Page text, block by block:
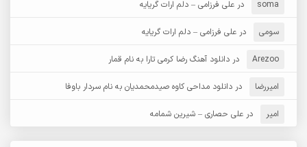
آرش عثمان
آرش مبهم آرش مستشیری
آرش مهرابی آرش نظری
آرشام
soma در علی فرزامی – دلم ارات گریایه
سومی در علی فرزامی – دلم ارات گریایه
Arezoo در دانلود آهنگ رضا کرمی تارا به نام قمار
امیررضا در دانلود مداحی کاوه صیدمحمدیان به نام سردار باوفا
امیر در علی حصاری – شیرین شمامه